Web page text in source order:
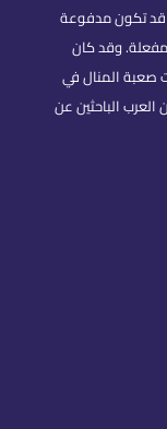
قد تكون مدفوعة
وقد كان
صعبة المنال في
الباحثين عن